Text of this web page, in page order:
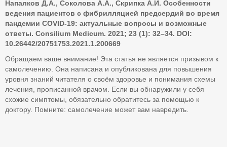
Напалков Д.А., Соколова А.А., Скрипка А.И. Особенности
ведения пациентов с фибрилляцией предсердий во время
пандемии COVID-19: актуальные вопросы и возможные
ответы. Consilium Medicum. 2021; 23 (1): 32–34. DOI:
10.26442/20751753.2021.1.200669
Обращаем ваше внимание! Эта статья не является призывом к
самолечению. Она написана и опубликована для повышения
уровня знаний читателя о своём здоровье и понимания схемы
лечения, прописанной врачом. Если вы обнаружили у себя
схожие симптомы, обязательно обратитесь за помощью к
доктору. Помните: самолечение может вам навредить.